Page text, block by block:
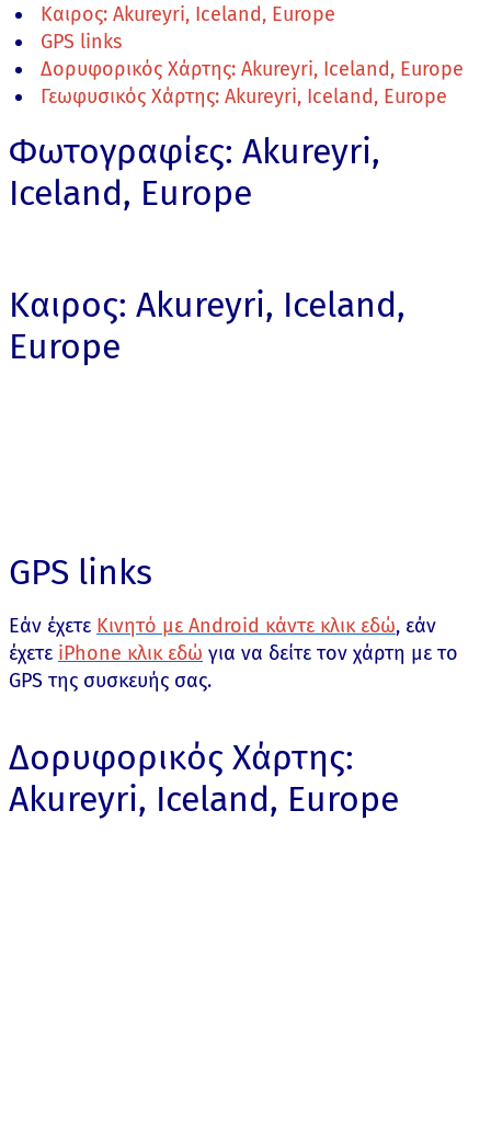
Καιρος: Akureyri, Iceland, Europe
GPS links
Δορυφορικός Χάρτης: Akureyri, Iceland, Europe
Γεωφυσικός Χάρτης: Akureyri, Iceland, Europe
Φωτογραφίες: Akureyri,
Iceland, Europe
Καιρος: Akureyri, Iceland,
Europe
GPS links
Εάν έχετε Κινητό με Android κάντε κλικ εδώ, εάν
έχετε iPhone κλικ εδώ για να δείτε τον χάρτη με το
GPS της συσκευής σας.
Δορυφορικός Χάρτης:
Akureyri, Iceland, Europe